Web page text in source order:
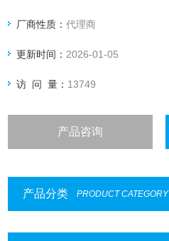
厂商性质：代理商
更新时间： 2026-01-05
访 问 量： 13749
产品咨询
产品分类 PRODUCT CATEGORY